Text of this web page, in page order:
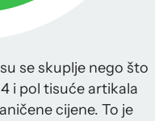
se skuplje nego što
i pol tisuće artikala
cijene. To je